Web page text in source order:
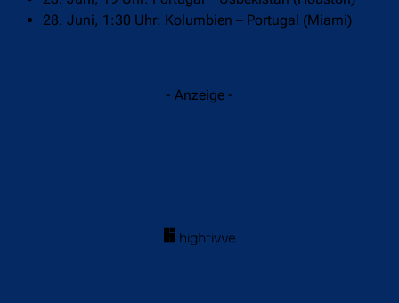
28. Juni, 1:30 Uhr: Kolumbien – Portugal (Miami)
- Anzeige -